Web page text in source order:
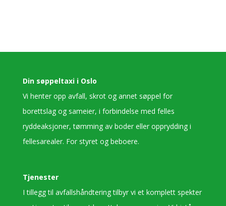
Din søppeltaxi i Oslo
Vi henter opp avfall, skrot og annet søppel for
borettslag og sameier, i forbindelse med felles
ryddeaksjoner, tømming av boder eller opprydding i
fellesarealer. For styret og beboere.
Tjenester
I tillegg til avfallshåndtering tilbyr vi et komplett spekter